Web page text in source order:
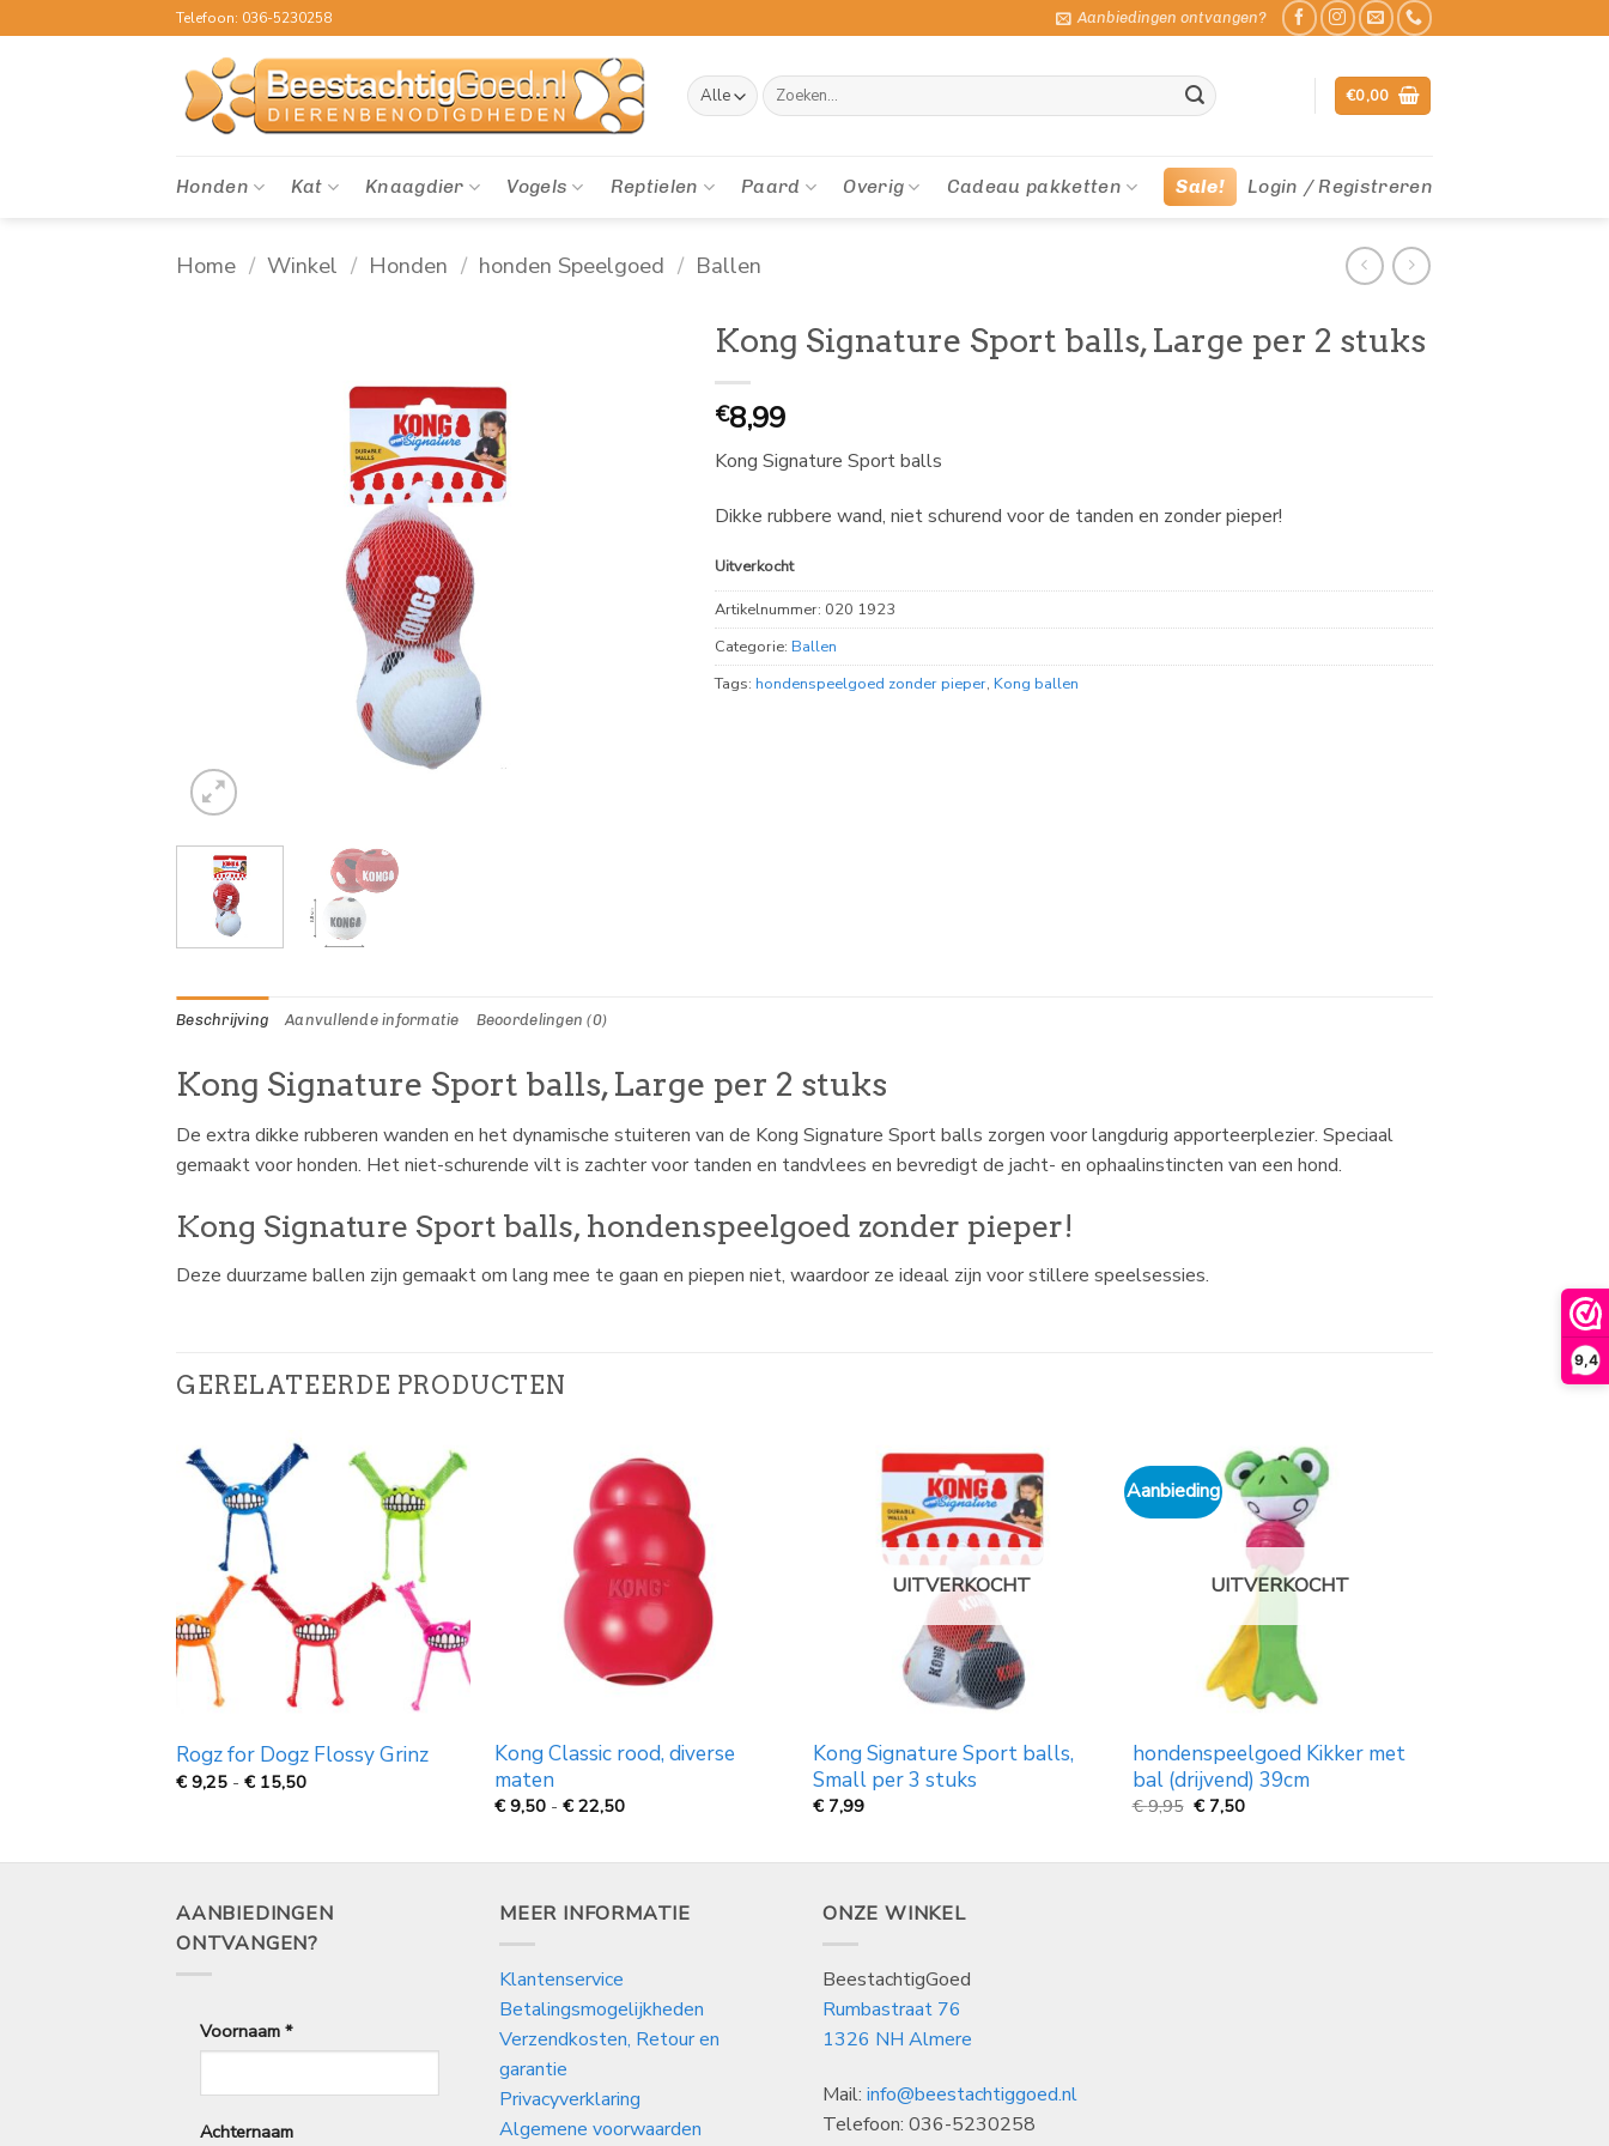
9,4
naar
Telefoon: 036-5230258 Aanbiedingen ontvangen?
Zoeken
naar:
€0,00
Honden Kat Knaagdier Vogels Reptielen Paard Overig Cadeau pakketten Sale! Login / Registreren
Home / Winkel / Honden / honden Speelgoed / Ballen
Kong Signature Sport balls, Large per 2 stuks
€8,99
Kong Signature Sport balls
Dikke rubbere wand, niet schurend voor de tanden en zonder pieper!
Uitverkocht
Artikelnummer: 020 1923
Categorie: Ballen
Tags: hondenspeelgoed zonder pieper, Kong ballen
Beschrijving Aanvullende informatie Beoordelingen (0)
Kong Signature Sport balls, Large per 2 stuks
De extra dikke rubberen wanden en het dynamische stuiteren van de Kong Signature Sport balls zorgen voor langdurig apporteerplezier. Speciaal
gemaakt voor honden. Het niet-schurende vilt is zachter voor tanden en tandvlees en bevredigt de jacht- en ophaalinstincten van een hond.
Kong Signature Sport balls, hondenspeelgoed zonder pieper!
Deze duurzame ballen zijn gemaakt om lang mee te gaan en piepen niet, waardoor ze ideaal zijn voor stillere speelsessies.
GERELATEERDE PRODUCTEN
Rogz for Dogz Flossy Grinz
€ 9,25 - € 15,50Prijsklasse:
15,50
Kong Classic rood, diverse
maten
€9,50 - €22,50Prijsklasse:
UITVERKOCHT
Kong Signature Sport balls,
Small per 3 stuks
€ 7,99
Aanbieding
UITVERKOCHT
hondenspeelgoed Kikker met
bal (drijvend) 39cm
€9,95 Oorspronkelijke
prijs
€ 7,50Huidige
AANBIEDINGEN
ONTVANGEN?
Voornaam *
Achternaam
MEER INFORMATIE
Klantenservice
Betalingsmogelijkheden
Verzendkosten, Retour en
garantie
Privacyverklaring
Algemene voorwaarden
ONZE WINKEL
BeestachtigGoed
Rumbastraat 76
1326 NH Almere
Mail: info@beestachtiggoed.nl
Telefoon: 036-5230258